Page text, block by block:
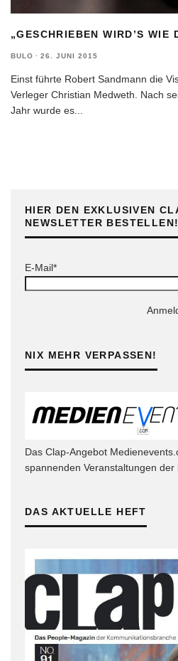
„GESCHRIEBEN WIRD’S WIE
BULO · 26. JUNI 2015
Einst führte Robert Sandmann die
Verleger Christian Medweth. Nach
Jahr wurde es
HIER DEN EXKLUSIVEN
NEWSLETTER BESTELLEN!
E-Mail*
NIX MEHR VERPASSEN!
Das Clap-Angebot
spannenden Veranstaltungen der
DAS AKTUELLE HEFT